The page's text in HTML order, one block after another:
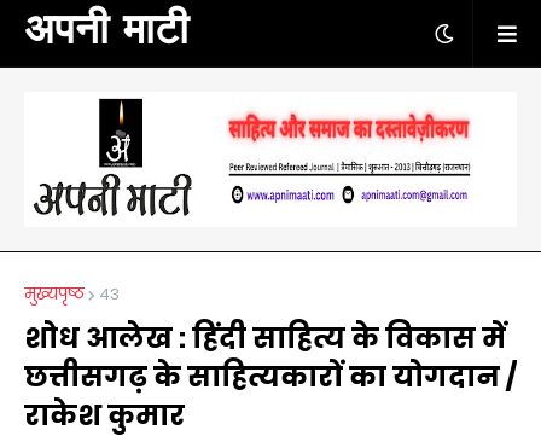
अपनी माटी
मुख्यपृष्ठ 43
शोध आलेख : हिंदी साहित्य के विकास में
छत्तीसगढ़ के साहित्यकारों का योगदान /
राकेश कुमार